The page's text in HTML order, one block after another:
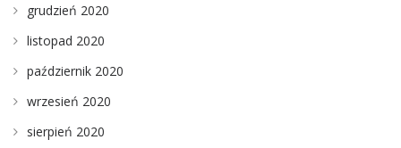
grudzień 2020
listopad 2020
październik 2020
wrzesień 2020
sierpień 2020